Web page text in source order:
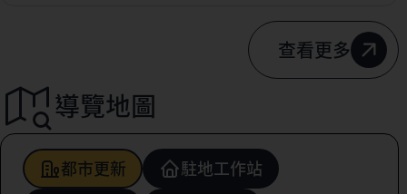
查看更多
導覽地圖
都市更新
駐地工作站